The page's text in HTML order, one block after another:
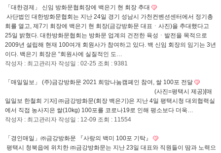
「대한경제」 신임 방화문협회장에 백은기 현 회장 추대
사단법인 대한방화문협회는 지난 24일 경기 성남시 가천컨벤션센터에서 정기총
회를 열고, 제7기 회장에 백은기 현 회장(금강방화문 대표ㆍ사진)을 추대했다고
25일 밝혔다. 대한방화문협회는 방화문 업계의 건전한 육성ㆍ발전을 목적으로
2009년 설립해 현재 100여개 회원사가 참여하고 있다. 백 신임 회장의 임기는 3년
이다. 백은기 회장은 “회원사에 실질적인 도…
작성자 : 최고관리자 작성일 : 02-25 조회 : 9381
「매일일보」 (주)금강방화문 2021 희망나눔캠페인 참여, 쌀 100포 전달
(사진=평택시 제공)[매
일일보 한철희 기자] ㈜금강방화문(회장 백은기)은 지난 4일 평택시청 대외협력실
에서 직접 농사지은 쌀(10kg) 100포를 코로나19로 인해 평소보다 더욱…
작성자 : 최고관리자 작성일 : 12-09 조회 : 11554
「경인매일」㈜금강방화문 『사랑의 백미 100포 기탁』
평택시 청북읍에 위치한 ㈜금강방화문는 지난 23일 대표와 직원들이 땀과 노력으